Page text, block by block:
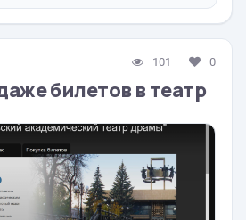
101 0
билетов в театр